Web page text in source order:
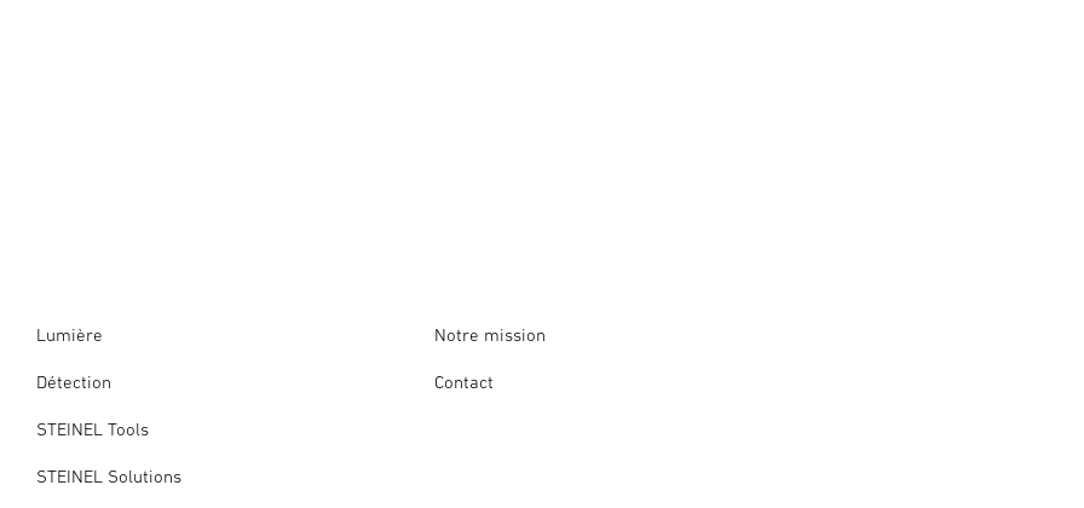
Lumière
Détection
STEINEL Tools
STEINEL Solutions
Notre mission
Contact